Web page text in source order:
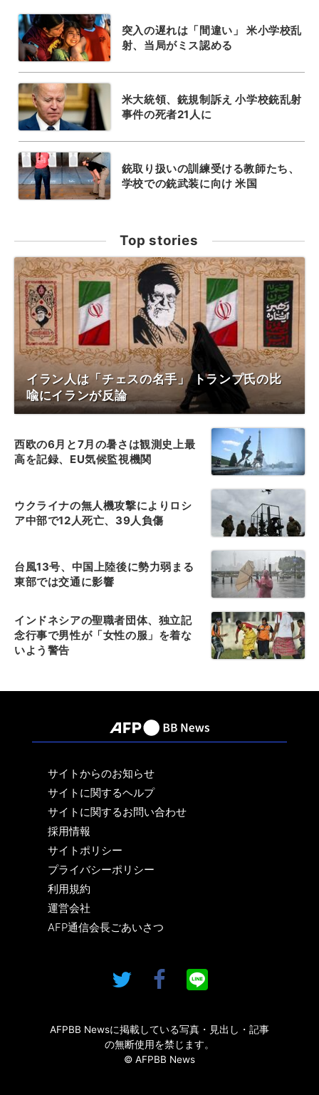
突入の遅れは「間違い」 米小学校乱
射、当局がミス認める
米大統領、銃規制訴え 小学校銃乱射
事件の死者21人に
銃取り扱いの訓練受ける教師たち、
学校での銃武装に向け 米国
Top stories
イラン人は「チェスの名手」 トランプ氏の比
喩にイランが反論
西欧の6月と7月の暑さは観測史上最
高を記録、EU気候監視機関
ウクライナの無人機攻撃によりロシ
ア中部で12人死亡、39人負傷
台風13号、中国上陸後に勢力弱まる
東部では交通に影響
インドネシアの聖職者団体、独立記
念行事で男性が「女性の服」を着な
いよう警告
サイトからのお知らせ
サイトに関するヘルプ
サイトに関するお問い合わせ
採用情報
サイトポリシー
プライバシーポリシー
利用規約
運営会社
AFP通信会長ごあいさつ
AFPBB Newsに掲載している写真・見出し・記事
の無断使用を禁じます。
© AFPBB News